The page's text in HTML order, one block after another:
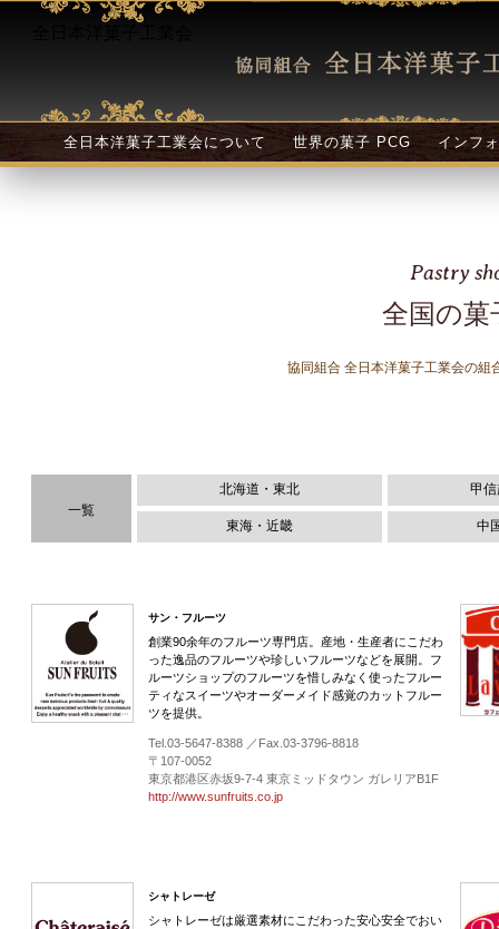
全日本洋菓子工業会について 世界の菓子 PCG インフ
Pastry
全国の菓
協同組合 全日本洋菓子工業会の組
一覧
北海道・東北 甲
東海・近畿 中
サン・フルーツ
創業90余年のフルーツ専門店。産地・生産者にこだわ
った逸品のフルーツや珍しいフルーツなどを展開。フ
ルーツショップのフルーツを惜しみなく使ったフルー
ティなスイーツやオーダーメイド感覚のカットフルー
ツを提供。
Tel.03-5647-8388 ／Fax.03-3796-8818
〒107-0052
東京都港区赤坂9-7-4 東京ミッドタウン ガレリアB1F
http://www.sunfruits.co.jp
シャトレーゼ
シャトレーゼは厳選素材にこだわった安心安全でおい